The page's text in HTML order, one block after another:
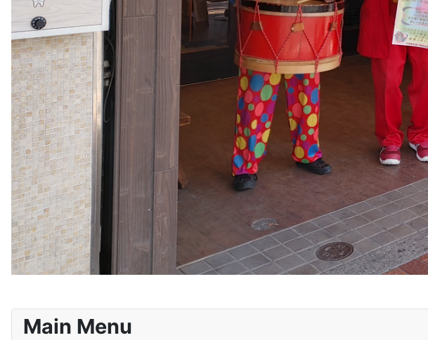
Main Menu